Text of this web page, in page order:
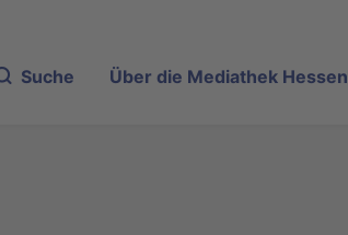
Suche Über die Mediathek Hessen